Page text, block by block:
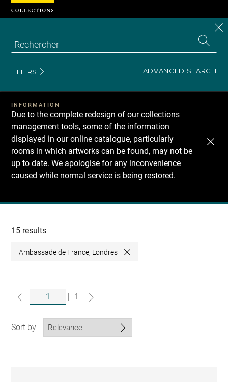
FILTERS ADVANCED SEARCH
INFORMATION
Due to the complete redesign of our collections
management tools, some of the information
displayed in our online catalogue, particularly
rooms in which artworks can be found, may not be
up to date. We apologise for any inconvenience
caused while normal service is being restored.
Recherche
collections
15 results
Ambassade de France, Londres Close
1
Sort by
Cookies management panel